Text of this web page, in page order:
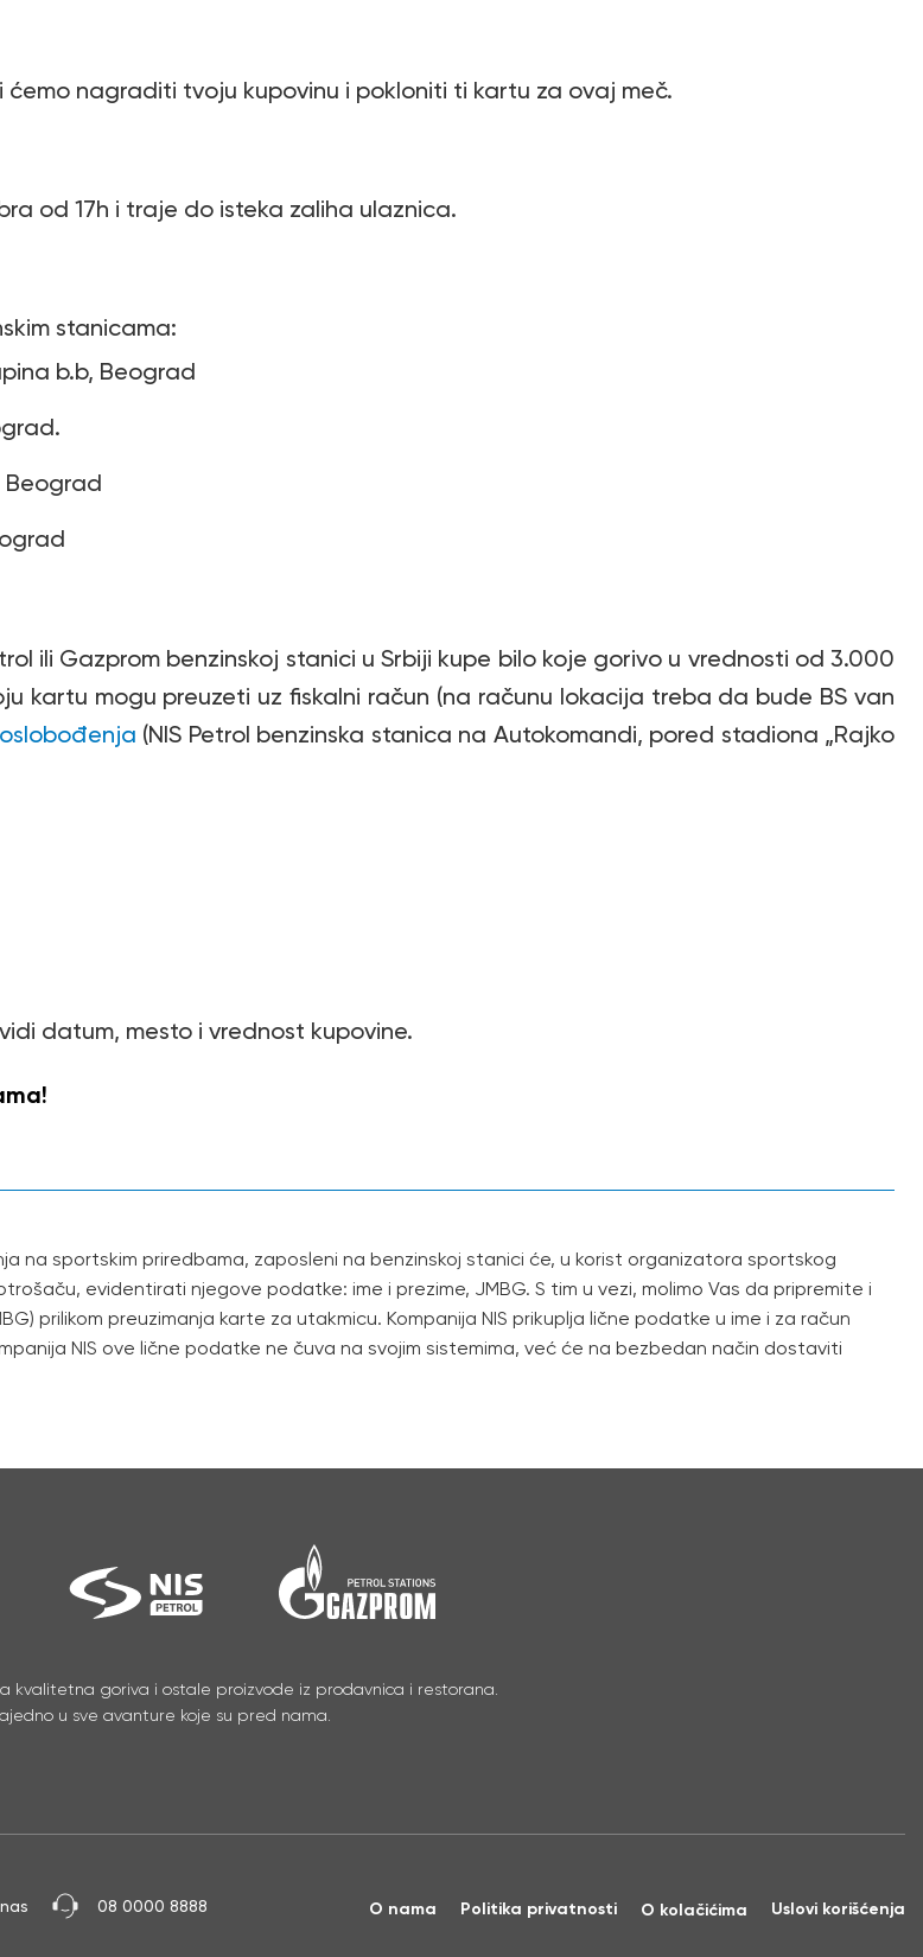
nagraditi tvoju kupovinu i pokloniti ti kartu za ovaj meč.
od 17h i traje do isteka zaliha ulaznica.
stanicama:
b.b, Beograd
Beograd
ili Gazprom benzinskoj stanici u Srbiji kupe bilo koje gorivo u vrednosti od 3.000
kartu mogu preuzeti uz fiskalni račun (na računu lokacija treba da bude BS van
(NIS Petrol benzinska stanica na Autokomandi, pored stadiona „Rajko
datum, mesto i vrednost kupovine.
na sportskim priredbama, zaposleni na benzinskoj stanici će, u korist organizatora sportskog
evidentirati njegove podatke: ime i prezime, JMBG. S tim u vezi, molimo Vas da pripremite i
prilikom preuzimanja karte za utakmicu. Kompanija NIS prikuplja lične podatke u ime i za račun
NIS ove lične podatke ne čuva na svojim sistemima, već će na bezbedan način dostaviti
kvalitetna goriva i ostale proizvode iz prodavnica i restorana.
u sve avanture koje su pred nama.
08 0000 8888 O nama Politika privatnosti O kolačićima Uslovi korišćenja